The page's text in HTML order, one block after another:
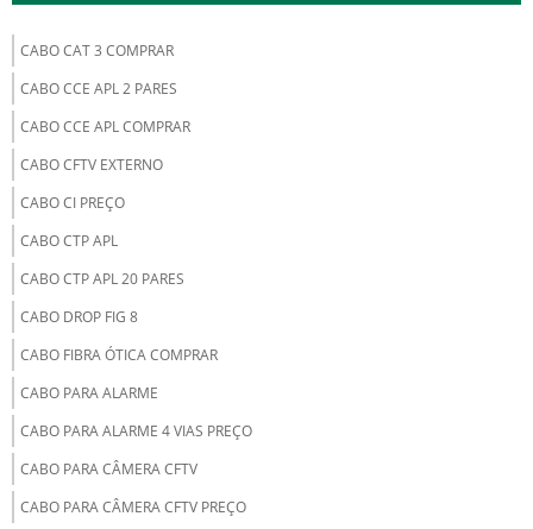
CABO CAT 3 COMPRAR
CABO CCE APL 2 PARES
CABO CCE APL COMPRAR
CABO CFTV EXTERNO
CABO CI PREÇO
CABO CTP APL
CABO CTP APL 20 PARES
CABO DROP FIG 8
CABO FIBRA ÓTICA COMPRAR
CABO PARA ALARME
CABO PARA ALARME 4 VIAS PREÇO
CABO PARA CÂMERA CFTV
CABO PARA CÂMERA CFTV PREÇO